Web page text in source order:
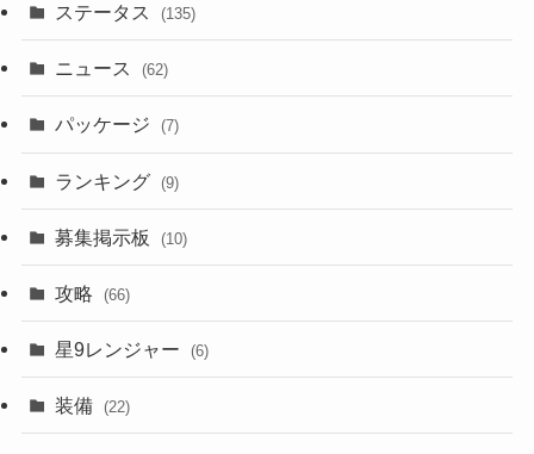
ステータス (135)
ニュース (62)
パッケージ (7)
ランキング (9)
募集掲示板 (10)
攻略 (66)
星9レンジャー (6)
装備 (22)